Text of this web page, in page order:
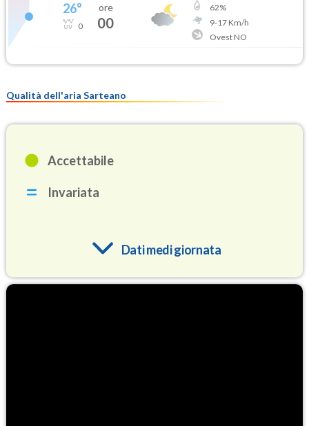
26°
0
ore
00
62%
9-17Km/h
Ovest NO
Qualità dell'aria Sarteano
Accettabile
Invariata
Dati medi giornata